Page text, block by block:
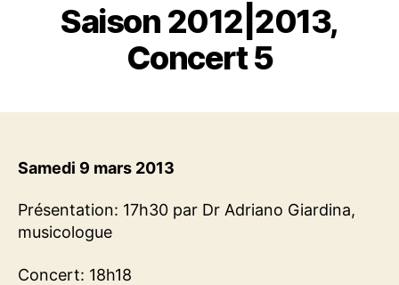
Saison 2012|2013,
Concert 5
Samedi 9 mars 2013
Présentation: 17h30 par Dr Adriano Giardina,
musicologue
Concert: 18h18